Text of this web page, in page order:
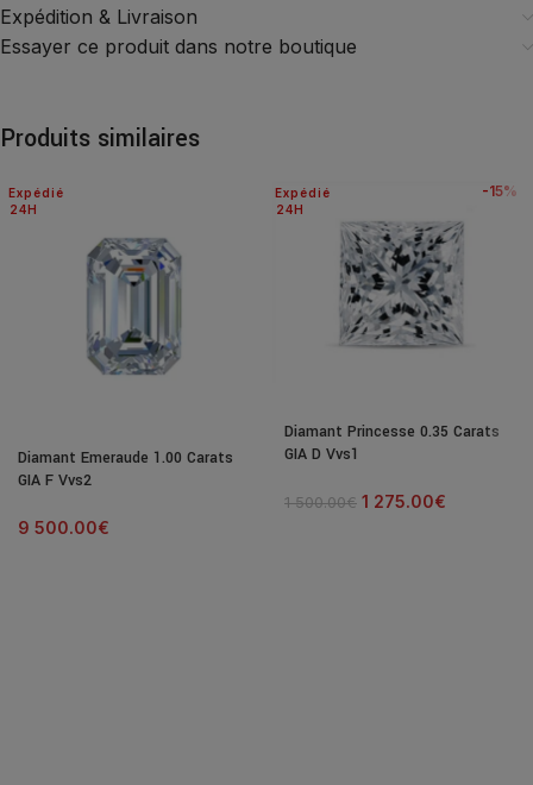
Expédition & Livraison
Essayer ce produit dans notre boutique
Produits similaires
24H
Expédié
Diamant Emeraude 1.00 Carats
GIA F Vvs2
9 500.00€
-15%
24H
Expédié
Diamant Princesse 0.35 Carats
GIA D Vvs1
1 500.00€ 1 275.00€